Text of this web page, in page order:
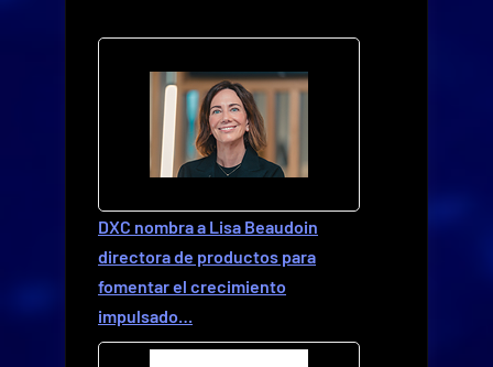
DXC nombra a Lisa Beaudoin
directora de productos para
fomentar el crecimiento
impulsado…